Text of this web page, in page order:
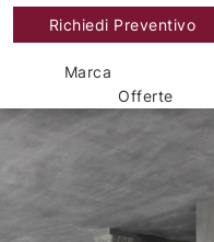
Richiedi Preventivo
Marca
Offerte